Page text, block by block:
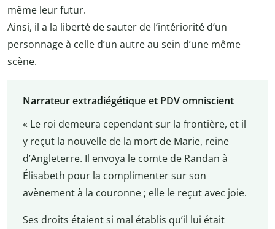
même leur futur.
Ainsi, il a la liberté de sauter de l’intériorité d’un
personnage à celle d’un autre au sein d’une même
scène.
Narrateur extradiégétique et PDV omniscient
« Le roi demeura cependant sur la frontière, et il
y reçut la nouvelle de la mort de Marie, reine
d’Angleterre. Il envoya le comte de Randan à
Élisabeth pour la complimenter sur son
avènement à la couronne ; elle le reçut avec joie.
Ses droits étaient si mal établis qu’il lui était